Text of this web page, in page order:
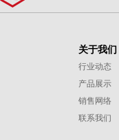
关于我们
行业动态
产品展示
销售网络
联系我们